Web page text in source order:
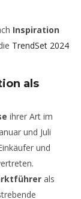
Inspiration
TrendSet 2024
als
ihrer Art im
und Juli
und
als